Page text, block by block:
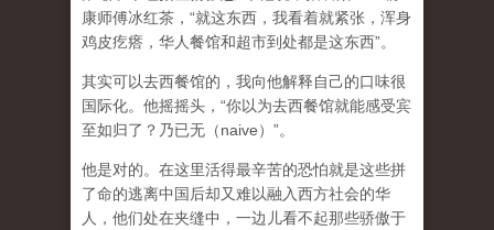
康师傅冰红茶，“就这东西，我看着就紧张，浑身
鸡皮疙瘩，华人餐馆和超市到处都是这东西”。
其实可以去西餐馆的，我向他解释自己的口味很
国际化。他摇摇头，“你以为去西餐馆就能感受宾
至如归了？乃已无（naive）”。
他是对的。在这里活得最辛苦的恐怕就是这些拼
了命的逃离中国后却又难以融入西方社会的华
人，他们处在夹缝中，一边儿看不起那些骄傲于